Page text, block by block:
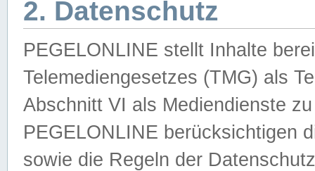
2. Datenschutz
PEGELONLINE stellt Inhalte
Telemediengesetzes (TMG) als
Abschnitt VI als Mediendienste
PEGELONLINE berücksichtigen
sowie die Regeln der